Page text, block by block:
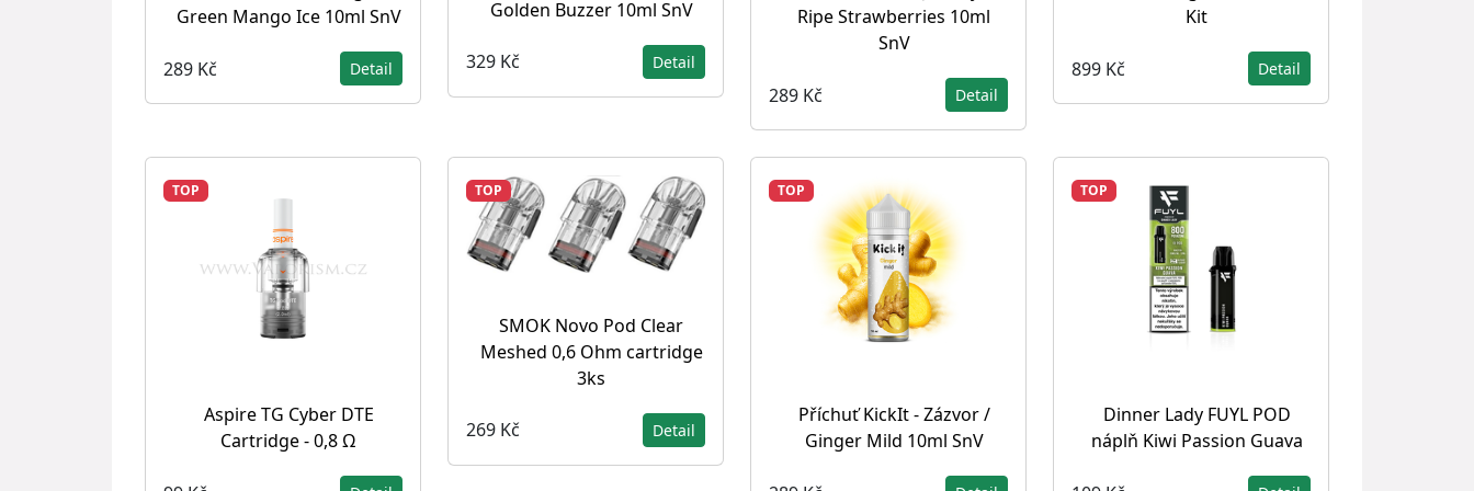
Green Mango Ice 10ml SnV
289 Kč Detail
Golden Buzzer 10ml SnV
329 Kč Detail
Ripe Strawberries 10ml
SnV
289 Kč Detail
Kit
899 Kč Detail
TOP
Aspire TG Cyber DTE
Cartridge - 0,8 Ω
TOP
SMOK Novo Pod Clear
Meshed 0,6 Ohm cartridge
3ks
269 Kč Detail
TOP
Příchuť KickIt - Zázvor /
Ginger Mild 10ml SnV
TOP
Dinner Lady FUYL POD
náplň Kiwi Passion Guava